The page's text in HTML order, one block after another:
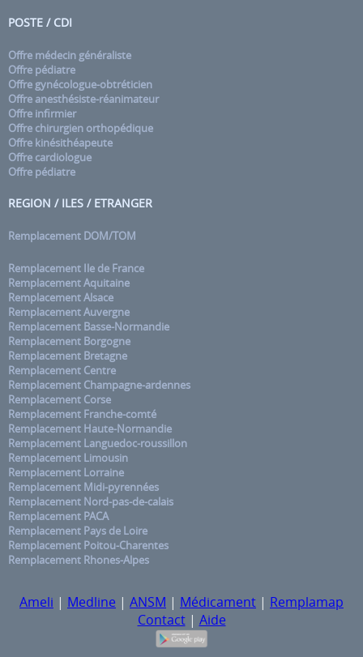
POSTE / CDI
Offre médecin généraliste
Offre pédiatre
Offre gynécologue-obtréticien
Offre anesthésiste-réanimateur
Offre infirmier
Offre chirurgien orthopédique
Offre kinésithéapeute
Offre cardiologue
Offre pédiatre
REGION / ILES / ETRANGER
Remplacement DOM/TOM
Remplacement Ile de France
Remplacement Aquitaine
Remplacement Alsace
Remplacement Auvergne
Remplacement Basse-Normandie
Remplacement Borgogne
Remplacement Bretagne
Remplacement Centre
Remplacement Champagne-ardennes
Remplacement Corse
Remplacement Franche-comté
Remplacement Haute-Normandie
Remplacement Languedoc-roussillon
Remplacement Limousin
Remplacement Lorraine
Remplacement Midi-pyrennées
Remplacement Nord-pas-de-calais
Remplacement PACA
Remplacement Pays de Loire
Remplacement Poitou-Charentes
Remplacement Rhones-Alpes
Ameli | Medline | ANSM | Médicament | Remplamap
Contact| Aide